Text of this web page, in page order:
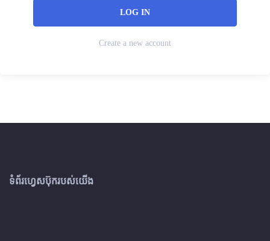
Create a new account
ទំព័រហ្វេសប៊ុករបស់យើង